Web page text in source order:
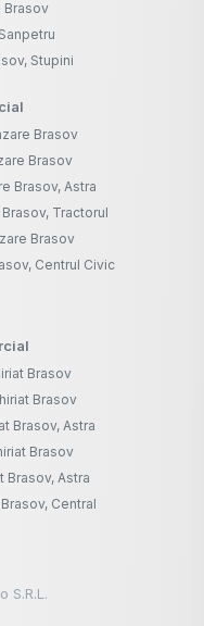
Brasov
Stupini
Brasov
Brasov
Brasov, Astra
Tractorul
Brasov
Centrul Civic
Brasov
Brasov
Brasov, Astra
Brasov
Brasov, Astra
Central
S.R.L.